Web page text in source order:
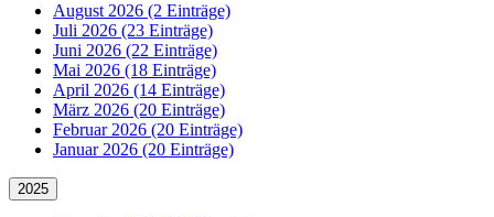
August 2026 (2 Einträge)
Juli 2026 (23 Einträge)
Juni 2026 (22 Einträge)
Mai 2026 (18 Einträge)
April 2026 (14 Einträge)
März 2026 (20 Einträge)
Februar 2026 (20 Einträge)
Januar 2026 (20 Einträge)
2025